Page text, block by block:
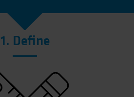
1. Define